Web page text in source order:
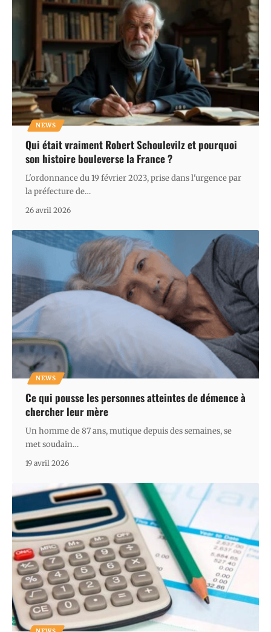
NEWS
Qui était vraiment Robert Schoulevilz et pourquoi
son histoire bouleverse la France ?
L'ordonnance du 19 février 2023, prise dans l'urgence par
la préfecture de…
26 avril 2026
NEWS
Ce qui pousse les personnes atteintes de démence à
chercher leur mère
Un homme de 87 ans, mutique depuis des semaines, se
met soudain…
19 avril 2026